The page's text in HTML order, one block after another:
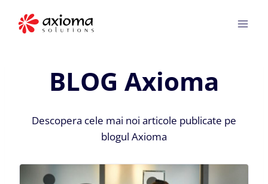
BLOG Axioma
Descopera cele mai noi articole publicate pe
blogul Axioma